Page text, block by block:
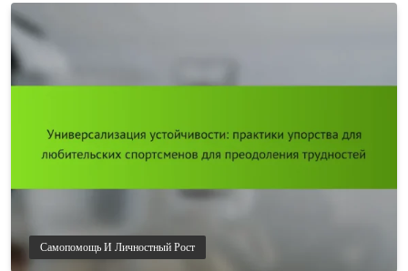
Самопомощь И Личностный Рост